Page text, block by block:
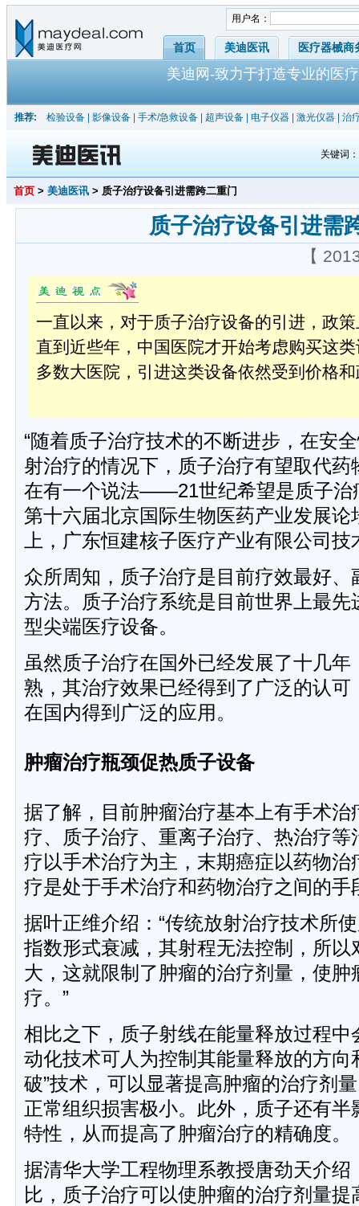
用户名：
首页 美迪医讯 医疗器械商
美迪网-致力于打造专业的医
推荐: 检验设备 影像设备 手术/急救设备 超声设备 电子仪器 激光仪器 治
关键词
首页 > 美迪医讯 > 质子治疗设备引进需跨二重门
质子治疗设备引进需
【
一直以来，对于质子治疗设备的引进，政
直到近些年，中国医院才开始考虑购买这
多数大医院，引进这类设备依然受到价格
“随着质子治疗技术的不断进步，在安
射治疗的情况下，质子治疗有望取代
在有一个说法——21世纪希望是质子治
第十六届北京国际生物医药产业发展
上，广东恒建核子医疗产业有限公司
众所周知，质子治疗是目前疗效最好
方法。质子治疗系统是目前世界上最
型尖端医疗设备。
虽然质子治疗在国外已经发展了十几
熟，其治疗效果已经得到了广泛的认
在国内得到广泛的应用。
肿瘤治疗瓶颈促热质子设备
据了解，目前肿瘤治疗基本上有手术
疗、质子治疗、重离子治疗、热治疗
疗以手术治疗为主，末期癌症以药物
疗是处于手术治疗和药物治疗之间的手
据叶正维介绍：“传统放射治疗技术所
指数形式衰减，其射程无法控制，所以
大，这就限制了肿瘤的治疗剂量，使
疗。”
相比之下，质子射线在能量释放过程
动化技术可人为控制其能量释放的方向
破”技术，可以显著提高肿瘤的治疗剂
正常组织损害极小。此外，质子还有
特性，从而提高了肿瘤治疗的精确度。
据清华大学工程物理系教授唐劲天介绍
比，质子治疗可以使肿瘤的治疗剂量